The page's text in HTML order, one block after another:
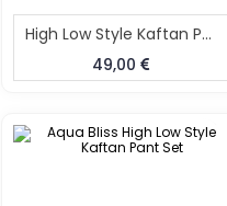
High Low Style Kaftan Pant Set
49,00